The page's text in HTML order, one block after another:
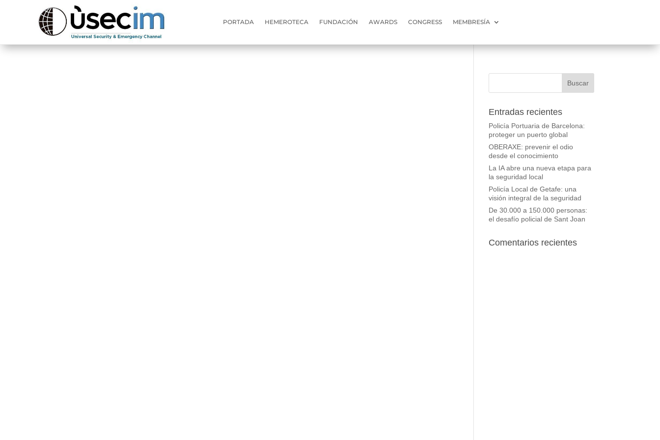
PORTADA HEMEROTECA FUNDACIÓN AWARDS CONGRESS MEMBRESÍA
Entradas recientes
Policía Portuaria de Barcelona:
proteger un puerto global
OBERAXE: prevenir el odio
desde el conocimiento
La IA abre una nueva etapa para
la seguridad local
Policía Local de Getafe: una
visión integral de la seguridad
De 30.000 a 150.000 personas:
el desafío policial de Sant Joan
Comentarios recientes